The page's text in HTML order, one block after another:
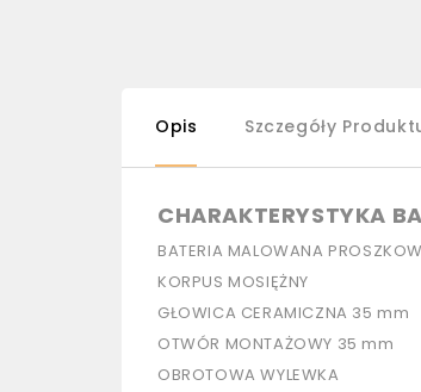
Opis Szczegóły
CHARAKTERYSTYKA
BATERIA MALOWANA
KORPUS MOSIĘŻNY
GŁOWICA CERAMICZNA 35 mm
OTWÓR MONTAŻOWY 35 mm
OBROTOWA WYLEWKA